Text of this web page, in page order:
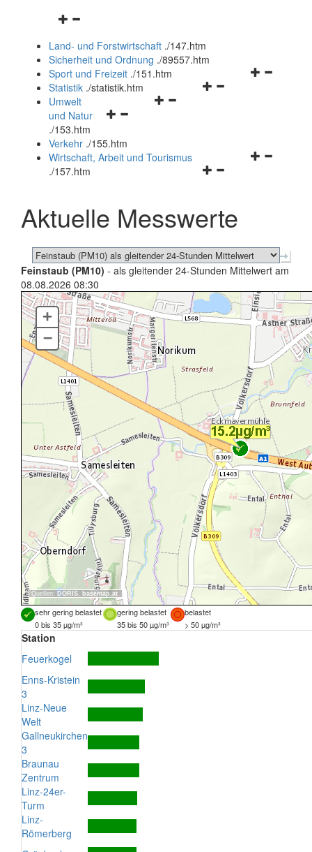
Navigationsmenü
und
schließen
Land- und Forstwirtschaft ./147.htm
Sicherheit und Ordnung ./89557.htm
Navigationsmenü
Sport und Freizeit ./151.htm
Navigationsmenü
Statistik ./statistik.htm
Navigationsmenü
und
schließen
Umwelt
und Natur
./153.htm
Verkehr ./155.htm
Navigationsmenü
schließen
Wirtschaft, Arbeit und Tourismus
./157.htm
Aktuelle Messwerte
Feinstaub (PM10) - als gleitender 24-Stunden Mittelwert am
08.08.2026 08:30
Quellen: DORIS, basemap.at
+
–
sehr gering belastet gering belastet
belastet
0 bis 35 µg/m³
35 bis 50 µg/m³ > 50 µg/m³
Station
Feuerkogel
Enns-Kristein
3
Linz-Neue
Welt
Gallneukirchen
3
Braunau
Zentrum
Linz-24er-
Turm
Linz-
Römerberg